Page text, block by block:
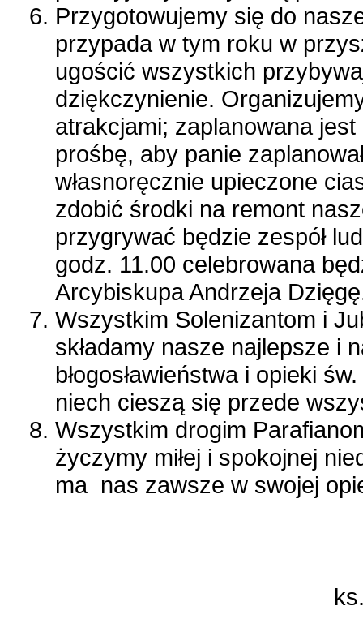
Przygotowujemy się do
przypada w tym roku w
ugościć wszystkich
dziękczynienie.
atrakcjami; zaplanowana
prośbę, aby panie
własnoręcznie upieczone
zdobić środki na remont
przygrywać będzie zespół
godz. 11.00 celebrowana
Arcybiskupa Andrzeja
Wszystkim Solenizantom i
składamy nasze najlepsze i
błogosławieństwa i opieki
niech cieszą się przede
Wszystkim drogim
życzymy miłej i spokojnej
ma nas zawsze w swojej